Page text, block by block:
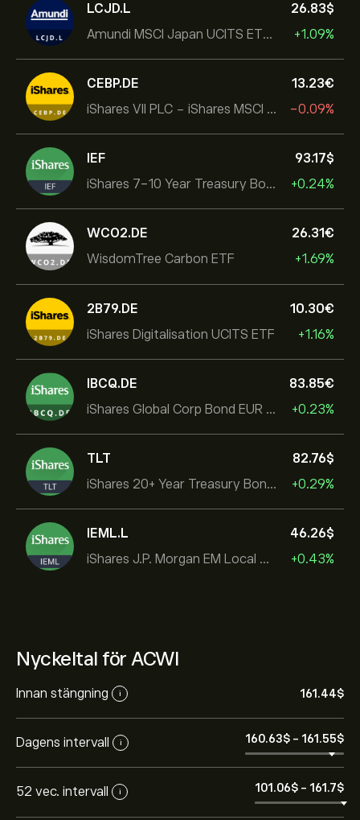
LCJD.L
Amundi MSCI Japan UCITS ETF Acc
26.83‎$‎
+1.09%
CEBP.DE
iShares VII PLC - iShares MSCI EMU USD Hedged UCITS ETF
13.23‎€‎
-0.09%
IEF
iShares 7-10 Year Treasury Bond ETF
93.17‎$‎
+0.24%
WCO2.DE
WisdomTree Carbon ETF
26.31‎€‎
+1.69%
2B79.DE
iShares Digitalisation UCITS ETF
10.30‎€‎
+1.16%
IBCQ.DE
iShares Global Corp Bond EUR Hedged UCITS ETF Dist
83.85‎€‎
+0.23%
TLT
iShares 20+ Year Treasury Bond ETF
82.76‎$‎
+0.29%
IEML.L
iShares J.P. Morgan EM Local Govt Bond UCITS ETF
46.26‎$‎
+0.43%
Nyckeltal för ACWI
Innan stängning i 161.44‎$‎
Dagens intervall i 160.63‎$‎ - 161.55‎$‎
52 vec. intervall i 101.06‎$‎ - 161.7‎$‎